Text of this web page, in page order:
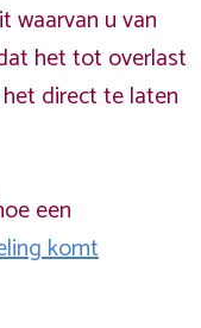
waarvan u van
het tot overlast
direct te laten
een
komt